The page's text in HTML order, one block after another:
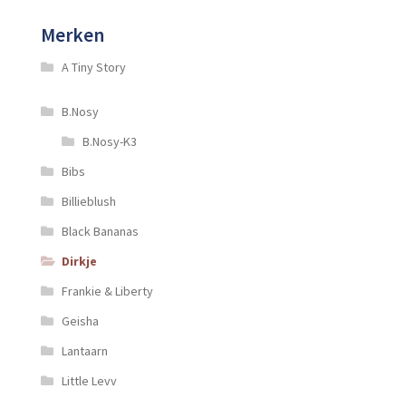
Merken
A Tiny Story
B.Nosy
B.Nosy-K3
Bibs
Billieblush
Black Bananas
Dirkje
Frankie & Liberty
Geisha
Lantaarn
Little Levv